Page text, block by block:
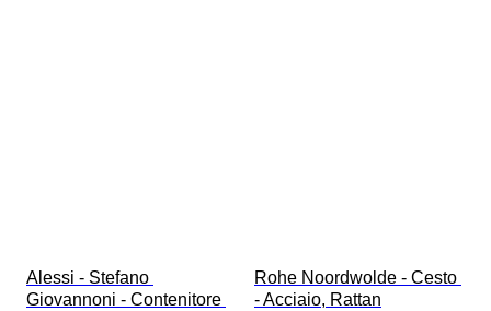
Alessi - Stefano
Giovannoni - Contenitore
Rohe Noordwolde - Cesto
- Acciaio, Rattan